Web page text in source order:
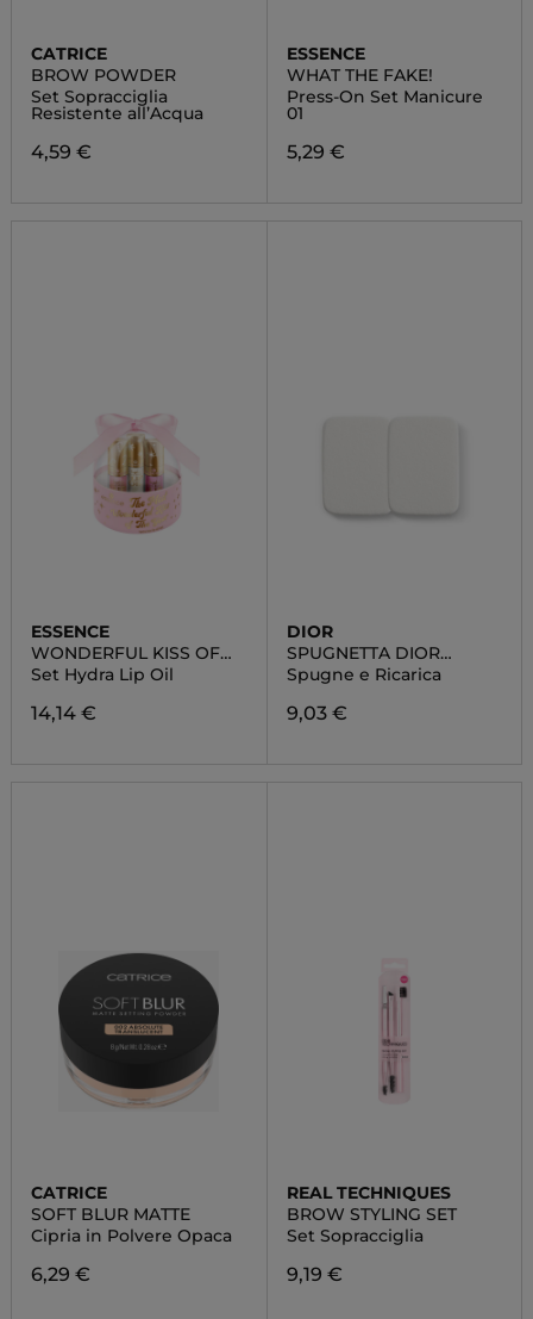
CATRICE
BROW POWDER
Set Sopracciglia
Resistente all’Acqua
4,59 €
ESSENCE
WHAT THE FAKE!
Press-On Set Manicure
01
5,29 €
ESSENCE
WONDERFUL KISS OF
THE YEAR
Set Hydra Lip Oil
14,14 €
DIOR
SPUGNETTA DIOR
FOREVER NATURAL
VELVET
Spugne e Ricarica
9,03 €
CATRICE
SOFT BLUR MATTE
Cipria in Polvere Opaca
6,29 €
REAL TECHNIQUES
BROW STYLING SET
Set Sopracciglia
9,19 €